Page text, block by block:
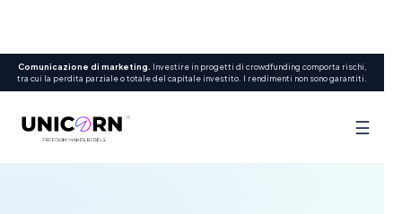
Comunicazione di marketing.
Investire in progetti di crowdfunding comporta rischi,
tra cui la perdita parziale o totale del capitale investito. I rendimenti non sono garantiti.
☰